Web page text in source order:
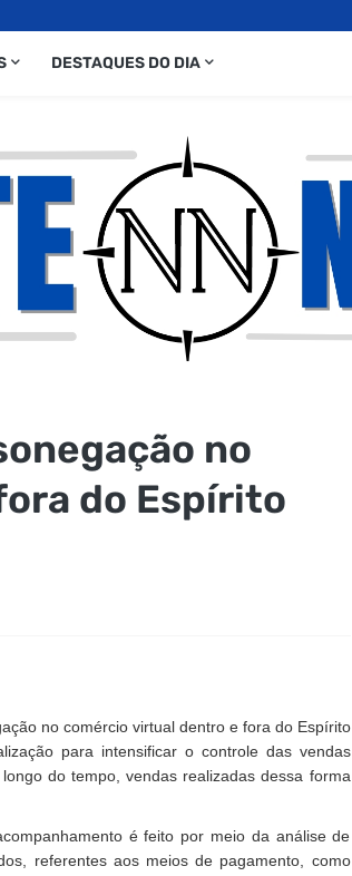
DESTAQUES DO DIA
no
do Espírito
no comércio virtual dentro e fora do Espírito
para intensificar o controle das vendas
do tempo, vendas realizadas dessa forma
é feito por meio da análise de
referentes aos meios de pagamento, como